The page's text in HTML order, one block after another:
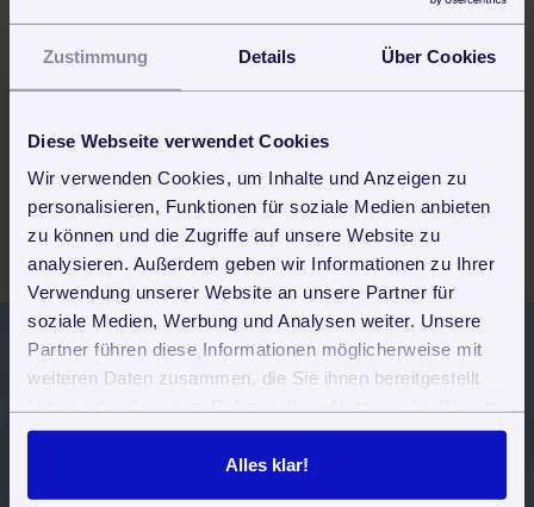
Zustimmung Details Über Cookies
Diese Webseite verwendet Cookies
Wir verwenden Cookies, um Inhalte und Anzeigen zu
personalisieren, Funktionen für soziale Medien anbieten
zu können und die Zugriffe auf unsere Website zu
analysieren. Außerdem geben wir Informationen zu Ihrer
Verwendung unserer Website an unsere Partner für
soziale Medien, Werbung und Analysen weiter. Unsere
Partner führen diese Informationen möglicherweise mit
weiteren Daten zusammen, die Sie ihnen bereitgestellt
gesammelt haben. Sie geben Einwilligung zu unseren
Cookies, wenn Sie unsere Webseite weiterhin nutzen.
Alles klar!
Mehr Infos dazu!
Was ist die Einpflege?
Mehr Infos dazu!
Jetzt 30 Tage kostenlos und
unverbindlich testen
Alle Funktionen stehen uneingeschränkt zur